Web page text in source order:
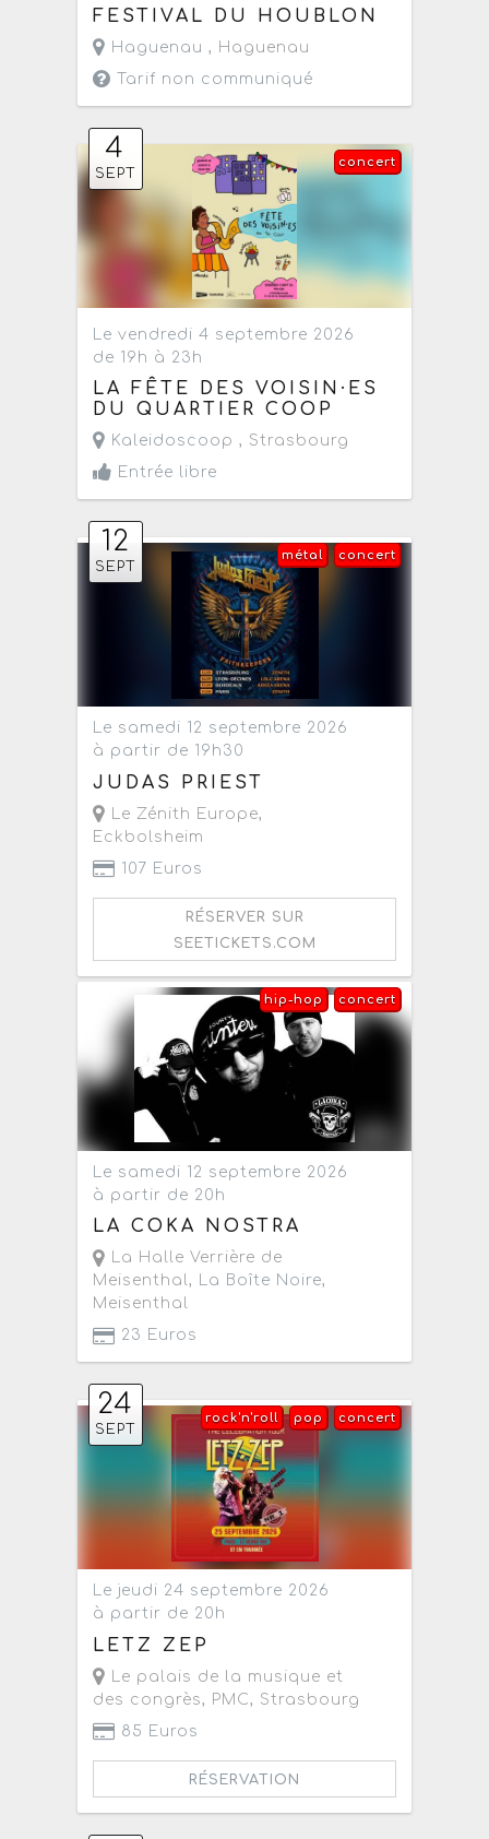
FESTIVAL DU HOUBLON
Haguenau , Haguenau
Tarif non communiqué
4
SEPT
concert
Le vendredi 4 septembre 2026
de 19h à 23h
LA FÊTE DES VOISIN·ES
DU QUARTIER COOP
Kaleidoscoop , Strasbourg
Entrée libre
12
SEPT
concert
métal
Le samedi 12 septembre 2026
à partir de 19h30
JUDAS PRIEST
Le Zénith Europe,
Eckbolsheim
107 Euros
RÉSERVER SUR
SEETICKETS.COM
concert
hip-hop
Le samedi 12 septembre 2026
à partir de 20h
LA COKA NOSTRA
La Halle Verrière de
Meisenthal, La Boîte Noire,
Meisenthal
23 Euros
24
SEPT
concert
pop
rock'n'roll
Le jeudi 24 septembre 2026
à partir de 20h
LETZ ZEP
Le palais de la musique et
des congrès, PMC, Strasbourg
85 Euros
RÉSERVATION